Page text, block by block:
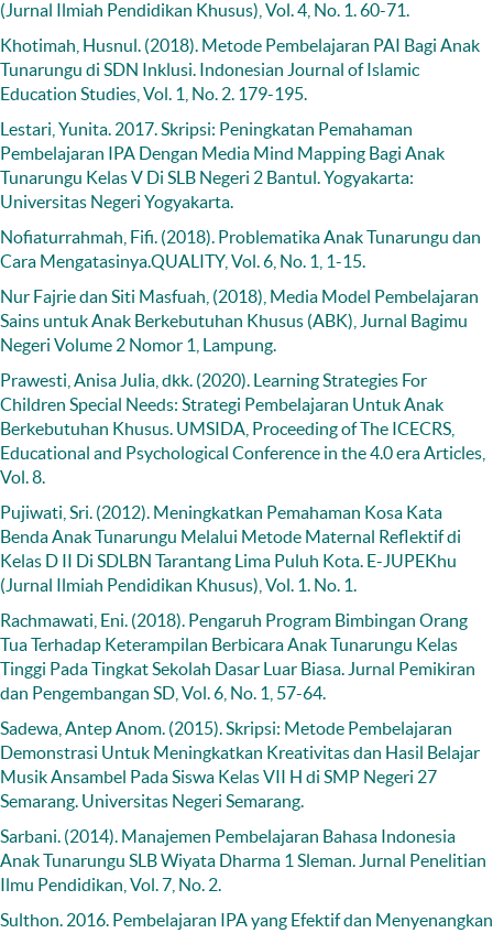
(Jurnal Ilmiah Pendidikan Khusus), Vol. 4, No. 1. 60-71.
Khotimah, Husnul. (2018). Metode Pembelajaran PAI Bagi Anak
Tunarungu di SDN Inklusi. Indonesian Journal of Islamic
Education Studies, Vol. 1, No. 2. 179-195.
Lestari, Yunita. 2017. Skripsi: Peningkatan Pemahaman
Pembelajaran IPA Dengan Media Mind Mapping Bagi Anak
Tunarungu Kelas V Di SLB Negeri 2 Bantul. Yogyakarta:
Universitas Negeri Yogyakarta.
Nofiaturrahmah, Fifi. (2018). Problematika Anak Tunarungu dan
Cara Mengatasinya.QUALITY, Vol. 6, No. 1, 1-15.
Nur Fajrie dan Siti Masfuah, (2018), Media Model Pembelajaran
Sains untuk Anak Berkebutuhan Khusus (ABK), Jurnal Bagimu
Negeri Volume 2 Nomor 1, Lampung.
Prawesti, Anisa Julia, dkk. (2020). Learning Strategies For
Children Special Needs: Strategi Pembelajaran Untuk Anak
Berkebutuhan Khusus. UMSIDA, Proceeding of The ICECRS,
Educational and Psychological Conference in the 4.0 era Articles,
Vol. 8.
Pujiwati, Sri. (2012). Meningkatkan Pemahaman Kosa Kata
Benda Anak Tunarungu Melalui Metode Maternal Reflektif di
Kelas D II Di SDLBN Tarantang Lima Puluh Kota. E-JUPEKhu
(Jurnal Ilmiah Pendidikan Khusus), Vol. 1. No. 1.
Rachmawati, Eni. (2018). Pengaruh Program Bimbingan Orang
Tua Terhadap Keterampilan Berbicara Anak Tunarungu Kelas
Tinggi Pada Tingkat Sekolah Dasar Luar Biasa. Jurnal Pemikiran
dan Pengembangan SD, Vol. 6, No. 1, 57-64.
Sadewa, Antep Anom. (2015). Skripsi: Metode Pembelajaran
Demonstrasi Untuk Meningkatkan Kreativitas dan Hasil Belajar
Musik Ansambel Pada Siswa Kelas VII H di SMP Negeri 27
Semarang. Universitas Negeri Semarang.
Sarbani. (2014). Manajemen Pembelajaran Bahasa Indonesia
Anak Tunarungu SLB Wiyata Dharma 1 Sleman. Jurnal Penelitian
Ilmu Pendidikan, Vol. 7, No. 2.
Sulthon. 2016. Pembelajaran IPA yang Efektif dan Menyenangkan